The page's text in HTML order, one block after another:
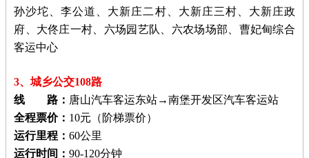
孙沙坨、李公道、大新庄二村、大新庄三村、大新庄政
府、大佟庄一村、六场园艺队、六农场场部、曹妃甸综合
客运中心
3、城乡公交108路
线 路： 唐山汽车客运东站→南堡开发区汽车客运站
全程票价： 10元（阶梯票价）
运行里程：60公里
运行时间：90-120分钟